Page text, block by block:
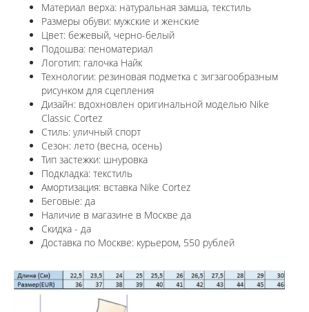
Материал верха: натуральная замша, текстиль
Размеры обуви: мужские и женские
Цвет: бежевый, черно-белый
Подошва: пеноматериал
Логотип: галочка Найк
Технологии: резиновая подметка с зигзагообразным
рисунком для сцепления
Дизайн: вдохновлен оригинальной моделью Nike
Classic Cortez
Стиль: уличный спорт
Сезон: лето (весна, осень)
Тип застежки: шнуровка
Подкладка: текстиль
Амортизация: вставка Nike Cortez
Беговые: да
Наличие в магазине в Москве да
Скидка - да
Доставка по Москве: курьером, 550 рублей